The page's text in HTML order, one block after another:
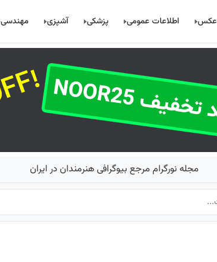
عکس اطلاعات عمومی پزشکی آشپزی مهندسی
مجله نورگرام مرجع بیوگرافی هنرمندان در ایران